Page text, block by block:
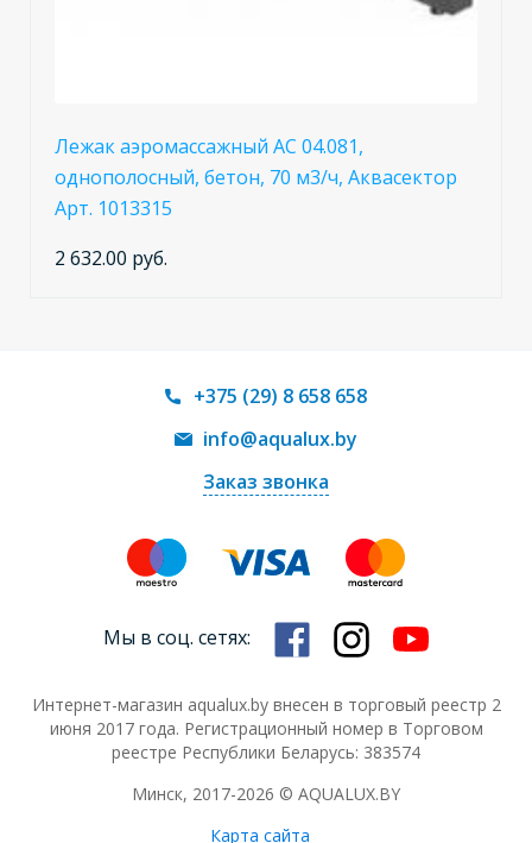
Лежак аэромассажный AC 04.081,
однополосный, бетон, 70 м3/ч, Аквасектор
Арт. 1013315
2 632.00 руб.
+375 (29) 8 658 658
info@aqualux.by
Заказ звонка
Мы в соц. сетях:
Интернет-магазин aqualux.by внесен в торговый реестр 2
июня 2017 года. Регистрационный номер в Торговом
реестре Республики Беларусь: 383574
Минск, 2017-2026 © AQUALUX.BY
Карта сайта